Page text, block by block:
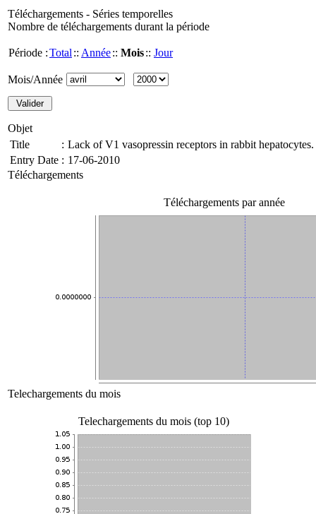
Téléchargements - Séries temporelles
Nombre de téléchargements durant la période
Période :Total :: Année:: Mois:: Jour
Mois/Année
Objet
Title
: Lack of V1 vasopressin receptors in rabbit hepatocytes.
Entry Date : 17-06-2010
Téléchargements
Téléchargements par année
Telechargements du mois
Telechargements du mois (top 10)